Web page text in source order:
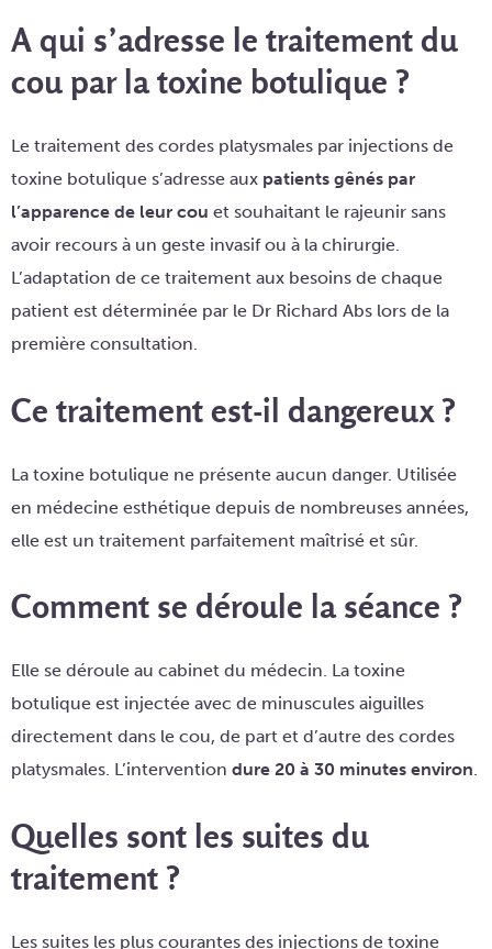
A qui s’adresse le traitement du
cou par la toxine botulique ?
Le traitement des cordes platysmales par injections de
toxine botulique s’adresse aux patients gênés par
l’apparence de leur cou et souhaitant le rajeunir sans
avoir recours à un geste invasif ou à la chirurgie.
L’adaptation de ce traitement aux besoins de chaque
patient est déterminée par le Dr Richard Abs lors de la
première consultation.
Ce traitement est-il dangereux ?
La toxine botulique ne présente aucun danger. Utilisée
en médecine esthétique depuis de nombreuses années,
elle est un traitement parfaitement maîtrisé et sûr.
Comment se déroule la séance ?
Elle se déroule au cabinet du médecin. La toxine
botulique est injectée avec de minuscules aiguilles
directement dans le cou, de part et d’autre des cordes
platysmales. L’intervention dure 20 à 30 minutes environ.
Quelles sont les suites du
traitement ?
Les suites les plus courantes des injections de toxine